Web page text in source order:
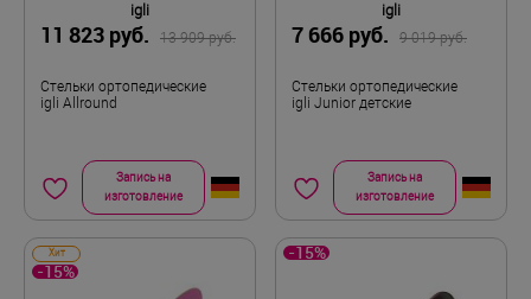
igli
11 823 руб. 13 909 руб.
Стельки ортопедические
igli Allround
Запись на
изготовление
igli
7 666 руб. 9 019 руб.
Стельки ортопедические
igli Junior детские
Запись на
изготовление
Хит
-15%
-15%